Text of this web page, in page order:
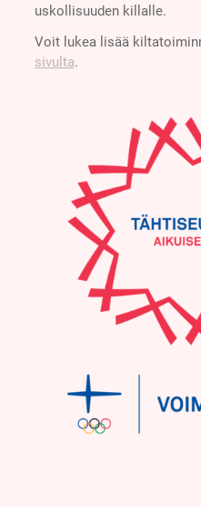
uskollisuuden killalle.
Voit lukea lisää
sivulta.